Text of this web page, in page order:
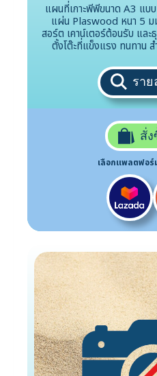
แผนที่เกาะพีพีขนาด A3 แ
แผ่น Plaswood หนา 5 ม
สอร์ต เคาน์เตอร์ต้อนรับ แล
ตั้งโต๊ะที่แข็งแรง ทนทาน
ราย
สั่ง
เลือกแพลตฟอ